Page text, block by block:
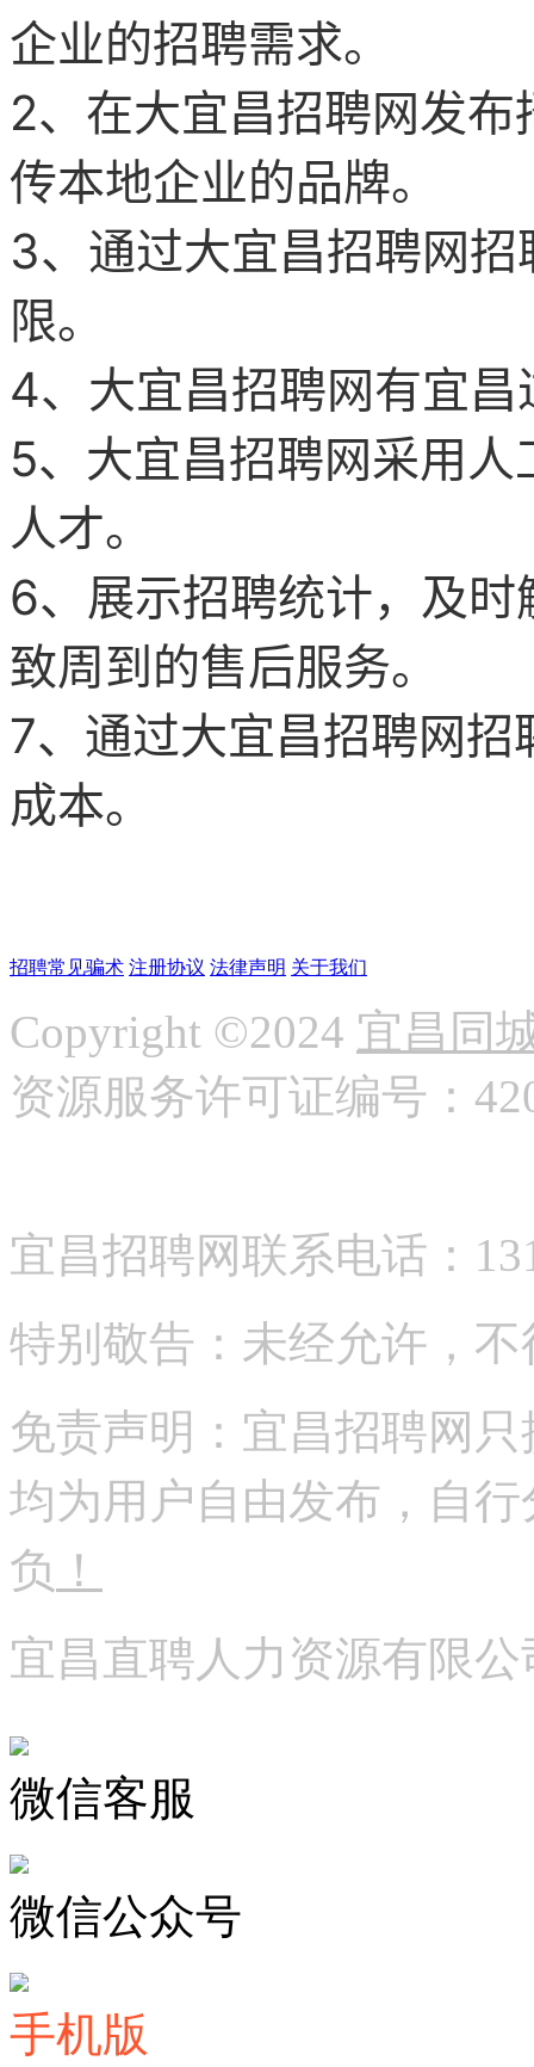
企业的招聘需求。
2、在大宜昌招聘网发布
传本地企业的品牌。
3、通过大宜昌招聘网招
限。
4、 大宜昌招聘网有宜昌
5、 大宜昌招聘网采用人
人才。
6、展示招聘统计，及
致周到的售后服务。
7、通过大宜昌招聘网招
成本。
招聘常见骗术 注册协议 法律声明 关于我们
Copyright ©2024 宜昌同
资源服务许可证编号：
宜昌招聘网联系电话：
特别敬告：未经允许，
免责声明：宜昌招聘网
均为用户自由发布，自
负 ！
宜昌直聘人力资源有限
微信客服
微信公众号
手机版